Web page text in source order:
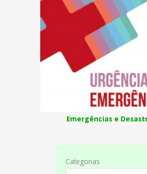
Emergências e
Categorias